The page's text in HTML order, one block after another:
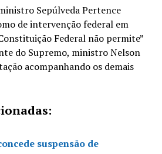
Sepúlveda Pertence
de intervenção federal em
Federal não permite”
do Supremo, ministro Nelson
acompanhando os demais
suspensão de